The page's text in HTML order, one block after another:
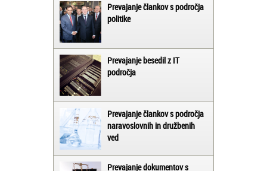
Prevajanje člankov s področja
politike
Prevajanje besedil z IT
področja
Prevajanje člankov s področja
naravoslovnih in družbenih
ved
Prevajanje dokumentov s